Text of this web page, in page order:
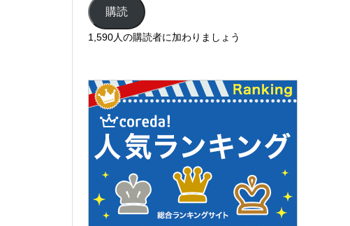
購読
1,590人の購読者に加わりましょう